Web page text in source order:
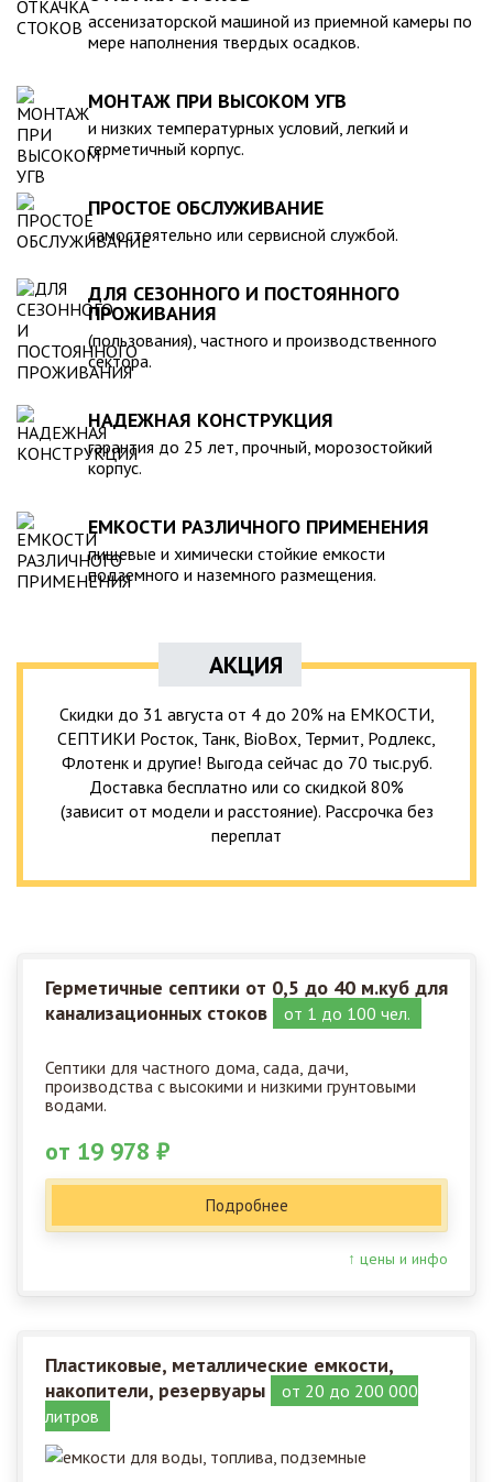
компанией, произведена в полном соответствии с
действующими стандартами и полностью безопасна в
экологическом отношении.
ассенизаторской машиной из приемной камеры по
мере наполнения твердых осадков.
МОНТАЖ ПРИ ВЫСОКОМ УГВ
и низких температурных условий, легкий и
герметичный корпус.
ПРОСТОЕ ОБСЛУЖИВАНИЕ
самостоятельно или сервисной службой.
ДЛЯ СЕЗОННОГО И ПОСТОЯННОГО
ПРОЖИВАНИЯ
(пользования), частного и производственного
сектора.
НАДЕЖНАЯ КОНСТРУКЦИЯ
гарантия до 25 лет, прочный, морозостойкий
корпус.
ЕМКОСТИ РАЗЛИЧНОГО ПРИМЕНЕНИЯ
пищевые и химически стойкие емкости
подземного и наземного размещения.
АКЦИЯ
Скидки до 31 августа от 4 до 20% на ЕМКОСТИ,
СЕПТИКИ Росток, Танк, BioBox, Термит, Родлекс,
Флотенк и другие! Выгода сейчас до 70 тыс.руб.
Доставка бесплатно или со скидкой 80%
(зависит от модели и расстояние). Рассрочка без
переплат
Герметичные септики от 0,5 до 40 м.куб для
канализационных стоков
от 1 до 100 чел.
Септики для частного дома, сада, дачи,
производства с высокими и низкими грунтовыми
водами.
от 19 978 ₽
Подробнее
↑ цены и инфо
Пластиковые, металлические емкости,
накопители, резервуары
от 20 до 200 000
литров